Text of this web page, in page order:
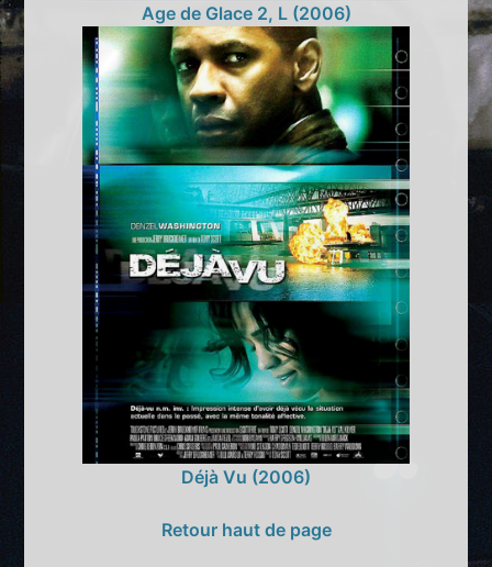
Age de Glace 2, L (2006)
Déjà Vu (2006)
Retour haut de page